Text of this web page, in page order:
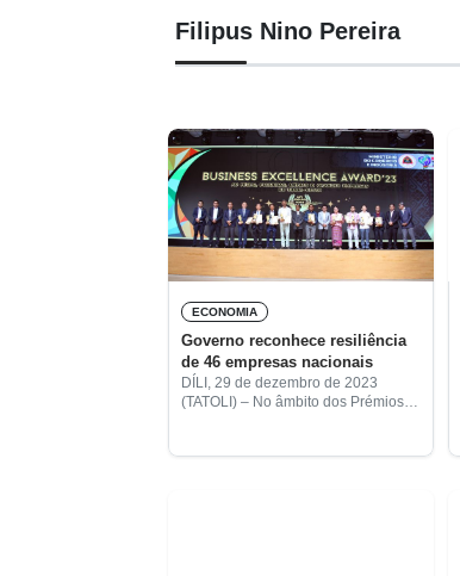
Filipus Nino Pereira
ECONOMIA
Governo reconhece resiliência
de 46 empresas nacionais
DÍLI, 29 de dezembro de 2023
(TATOLI) – No âmbito dos Prémios
Indústria (MCI), quarenta e seis